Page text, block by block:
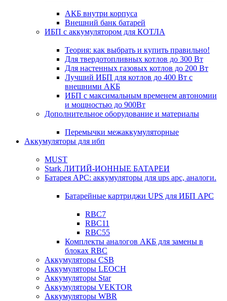
АКБ внутри корпуса
Внешний банк батарей
ИБП с аккумулятором для КОТЛА
Теория: как выбрать и купить правильно!
Для твердотопливных котлов до 300 Вт
Для настенных газовых котлов до 200 Вт
Лучший ИБП для котлов до 400 Вт с
внешними АКБ
ИБП с максимальным временем автономии
и мощностью до 900Вт
Дополнительное оборудование и материалы
Перемычки межаккумуляторные
Аккумуляторы для ибп
MUST
Stark ЛИТИЙ-ИОННЫЕ БАТАРЕИ
Батарея APC: аккумуляторы для ups apc, аналоги.
Батарейные картриджи UPS для ИБП APC
RBC7
RBC11
RBC55
Комплекты аналогов АКБ для замены в
блоках RBC
Аккумуляторы CSB
Аккумуляторы LEOCH
Аккумуляторы Star
Аккумуляторы VEKTOR
Аккумуляторы WBR